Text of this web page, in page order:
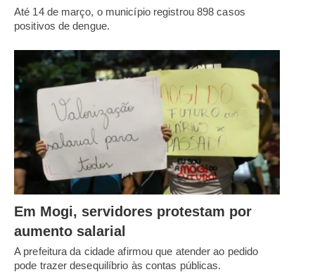
Até 14 de março, o município registrou 898 casos
positivos de dengue.
Em Mogi, servidores protestam por
aumento salarial
A prefeitura da cidade afirmou que atender ao pedido
pode trazer desequilíbrio às contas públicas.